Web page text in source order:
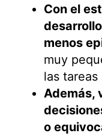
Con el
menos
muy
las
Además,
o